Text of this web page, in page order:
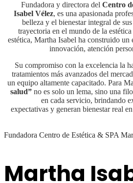
Fundadora y directora del Centro
Isabel Vélez, es una apasionada
belleza y el bienestar integral de
trayectoria en el mundo de la
estética, Martha Isabel ha construido un
innovación, atención
Su compromiso con la excelencia la
tratamientos más avanzados del
un equipo altamente capacitado. Para
salud” no es solo un lema, sino una
en cada servicio, brindando
expectativas y generan bienestar real
Fundadora Centro de Estética & SPA
Martha